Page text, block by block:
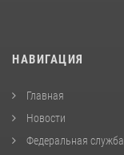
НАВИГАЦИЯ
Главная
Новости
Федеральная служба